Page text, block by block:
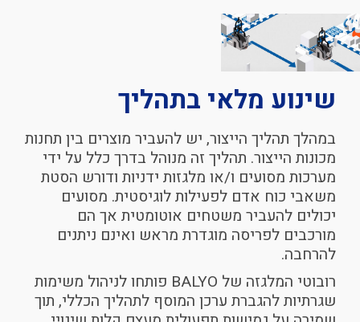
שינוע מלאי בתהליך
במהלך תהליך הייצור, יש להעביר מוצרים בין תחנות
מכונות הייצור. תהליך זה מנוהל בדרך כלל על ידי
מערכות מסועים ו/או מלגזות ידניות ודורש הסטת
משאבי כוח אדם לפעילות לוגיסטית. מסועים
יכולים להעביר משטחים אוטומטית אך הם
מורכבים לפריסה מוגדרת מראש ואינם ניתנים
להרחבה.
רובוטי המלגזה של BALYO פותחו לניהול משימות
שגרתיות להגברת ערכן המוסף לתהליך הכללי, תוך